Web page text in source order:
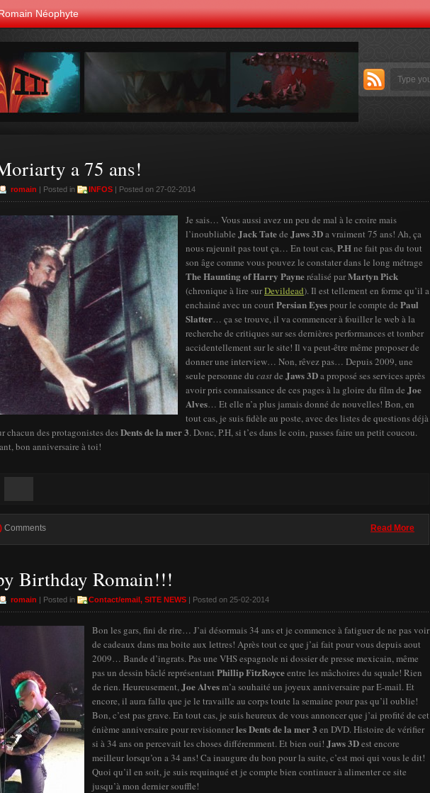
Néophyte
a 75 ans!
romain | Posted in INFOS | Posted on 27-02-2014
Je sais… Vous aussi avez un peu de mal à le croire mais
l’inoubliable Jack Tatede Jaws 3Da vraiment 75 ans! Ah, ça
nous rajeunit pas tout ça… En tout cas,P.Hne fait pas du tout
son âge comme vous pouvez le constater dans le long métrage
The Haunting of Harry Payneréalisé parMartyn Pick
(chronique à lire surDevildead). Il est tellement en forme qu’il a
enchainé avec un court Persian Eyespour le compte de Paul
Slatter… ça se trouve, il va commencer à fouiller le web à la
recherche de critiques sur ses dernières performances et tomber
accidentellement sur le site! Il va peut-être même proposer de
donner une interview… Non, rêvez pas… Depuis 2009, une
seule personne du castde Jaws 3Da proposé ses services après
avoir pris connaissance de ces pages à la gloire du film de Joe
Alves… Et elle n’a plus jamais donné de nouvelles! Bon, en
tout cas, je suis fidèle au poste, avec des listes de questions déjà
chacun des protagonistes desDents de la mer 3. Donc, P.H, si t’es dans le coin, passes faire un petit coucou.
bon anniversaire à toi!
Comments Read More
Birthday Romain!!!
romain | Posted in Contact/email, SITE NEWS | Posted on 25-02-2014
Bon les gars, fini de rire… J’ai désormais 34 ans et je commence à fatiguer de ne pas voir
de cadeaux dans ma boite aux lettres! Après tout ce que j’ai fait pour vous depuis aout
2009… Bande d’ingrats. Pas une VHS espagnole ni dossier de presse mexicain, même
pas un dessin bâclé représentant Phillip FitzRoyceentre les mâchoires du squale! Rien
de rien. Heureusement,Joe Alvesm’a souhaité un joyeux anniversaire par E-mail. Et
encore, il aura fallu que je le travaille au corps toute la semaine pour pas qu’il oublie!
Bon, c’est pas grave. En tout cas, je suis heureux de vous annoncer que j’ai profité de cet
énième anniversaire pour revisionnerles Dents de la mer 3 en DVD. Histoire de vérifier
si à 34 ans on percevait les choses différemment. Et bien oui! Jaws 3Dest encore
meilleur lorsqu’on a 34 ans! Ca inaugure du bon pour la suite, c’est moi qui vous le dit!
Quoi qu’il en soit, je suis requinqué et je compte bien continuer à alimenter ce site
jusqu’à mon dernier souffle!